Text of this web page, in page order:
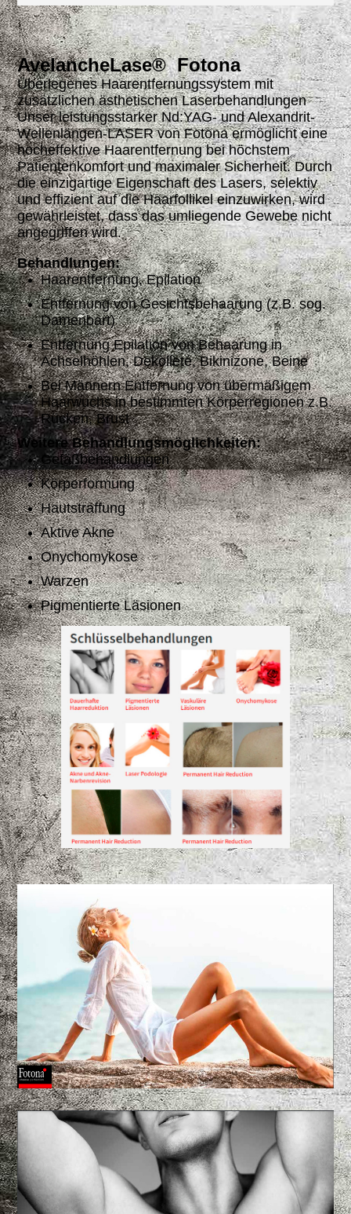
AvelancheLase® Fotona
Überlegenes Haarentfernungssystem mit
zusätzlichen ästhetischen Laserbehandlungen
Unser leistungsstarker Nd:YAG- und Alexandrit-
Wellenlängen-LASER von Fotona ermöglicht eine
hocheffektive Haarentfernung bei höchstem
Patientenkomfort und maximaler Sicherheit. Durch
die einzigartige Eigenschaft des Lasers, selektiv
und effizient auf die Haarfollikel einzuwirken, wird
gewährleistet, dass das umliegende Gewebe nicht
angegriffen wird.
Behandlungen:
Haarentfernung, Epilation
Entfernung von Gesichtsbehaarung (z.B. sog.
Damenbart)
Entfernung Epilation von Behaarung in
Achselhöhlen, Dekolleté, Bikinizone, Beine
Bei Männern Entfernung von übermäßigem
Haarwuchs in bestimmten Körperregionen z.B.
Rücken, Brust
Weitere Behandlungsmöglichkeiten:
Gefäßbehandlungen
Körperformung
Hautstraffung
Aktive Akne
Onychomykose
Warzen
Pigmentierte Läsionen